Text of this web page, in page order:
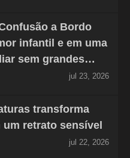
a Bordo
infantil e em uma
sem grandes…
jul 23, 2026
transforma
um retrato sensível
jul 22, 2026